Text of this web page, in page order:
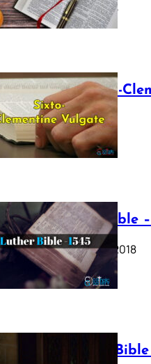
July 16, 2025
The Sixto-
Vulgate
July 12, 2025
Luther Bible –
October 17, 2018
Webster